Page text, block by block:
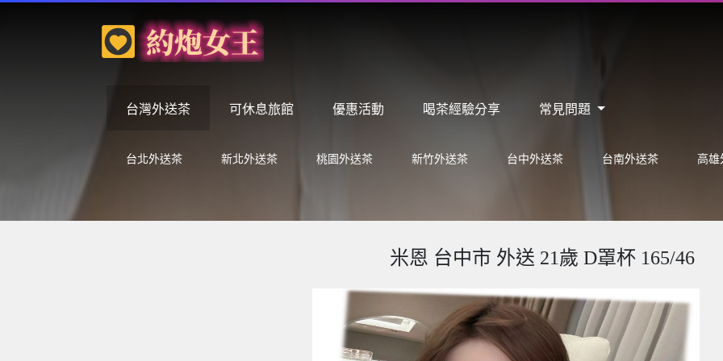
台灣外送茶 可休息旅館 優惠活動 喝茶經驗分享 常見問題
台北外送茶 新北外送茶 桃園外送茶 新竹外送茶 台中外送茶 台南外送茶 高雄
米恩 台中市 外送 21歲 D罩杯 165/46